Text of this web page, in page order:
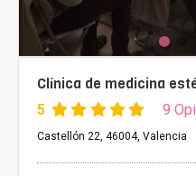
Clínica de medicina
5 9
Castellón 22, 46004, Valencia